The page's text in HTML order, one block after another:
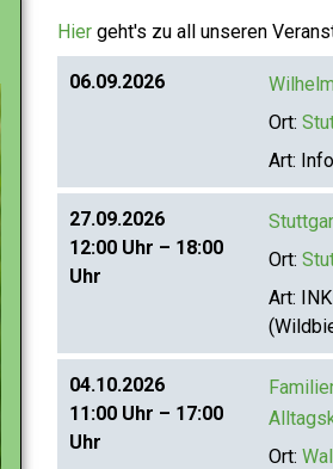
Hier geht's zu all unseren
06.09.2026
Ort:
Art:
27.09.2026
12:00 Uhr – 18:00
Uhr
Ort:
Art:
04.10.2026
11:00 Uhr – 17:00
Uhr
Ort: